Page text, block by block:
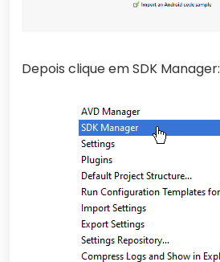
Depois clique em SDK Manager: